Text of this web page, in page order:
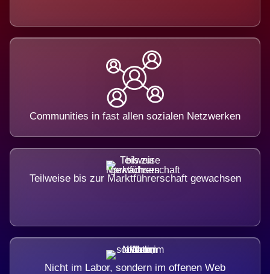
Communities in fast allen sozialen Netzwerken
Teilweise bis zur Marktführerschaft gewachsen
Nicht im Labor, sondern im offenen Web